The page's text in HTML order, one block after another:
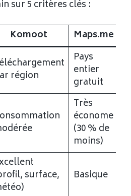
sur 5 critères clés :
Komoot
Maps.me
région
Pays
entier
gratuit
Très
économe
(30 % de
moins)
surface,
Basique